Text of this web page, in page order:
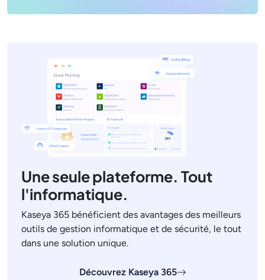
Une seule plateforme. Tout
l'informatique.
Kaseya 365 bénéficient des avantages des meilleurs
outils de gestion informatique et de sécurité, le tout
dans une solution unique.
Découvrez Kaseya 365